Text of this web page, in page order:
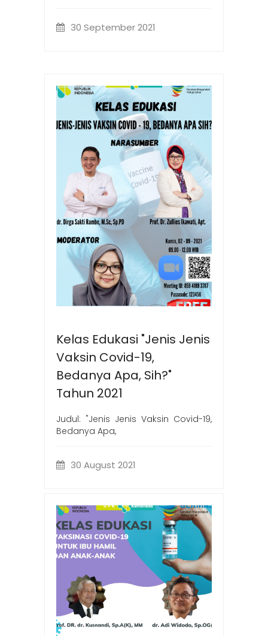
30 September 2021
Kelas Edukasi "Jenis Jenis
Vaksin Covid-19,
Bedanya Apa, Sih?"
Tahun 2021
Judul: "Jenis Jenis Vaksin Covid-19,
Bedanya Apa,
30 August 2021